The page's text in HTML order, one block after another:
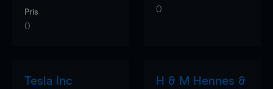
Pris
0
0
Tesla Inc
H & M Hennes &